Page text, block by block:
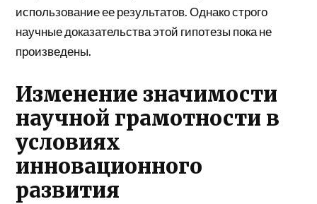
использование ее результатов. Однако строго
научные доказательства этой гипотезы пока не
произведены.
Изменение значимости
научной грамотности в
условиях
инновационного
развития